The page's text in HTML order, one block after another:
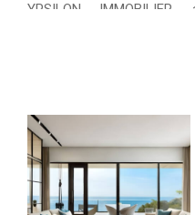
YPSILON
rigueur et discrétion dans
répondant précisément à
connaissance des
Principauté de